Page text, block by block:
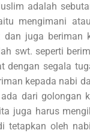
adalah
mengimani
dan juga beriman
swt. seperti
dengan segala
kepada nabi
dari golongan
juga harus
tetapkan oleh